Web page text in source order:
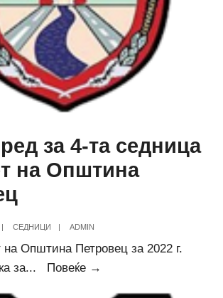
за 4-та седница
на Општина
СЕДНИЦИ ADMIN
на Општина Петровец за 2022 г.
за... Повеќе →